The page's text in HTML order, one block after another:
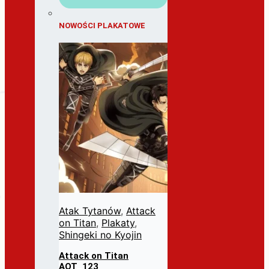
NOWOŚCI PLAKATOWE
Atak Tytanów, Attack
on Titan, Plakaty,
Shingeki no Kyojin
Attack on Titan
AOT_123